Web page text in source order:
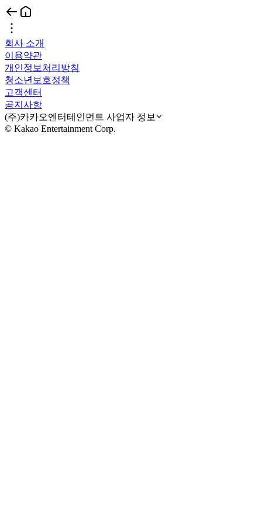
회사 소개
이용약관
개인정보처리방침
청소년보호정책
고객센터
공지사항
(주)카카오엔터테인먼트 사업자 정보
© Kakao Entertainment Corp.